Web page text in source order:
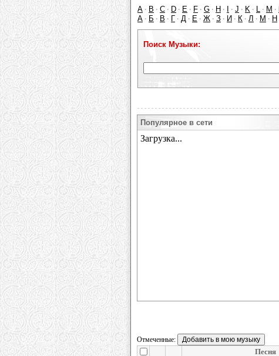
A · B · C · D · E · F · G · H · · J · K · L · M ·
А · Б · В · Г · Д · Е · Ж · З · И · К · Л · М · Н
Поиск Музыки:
Популярное в сети
Отмеченные:
Песня